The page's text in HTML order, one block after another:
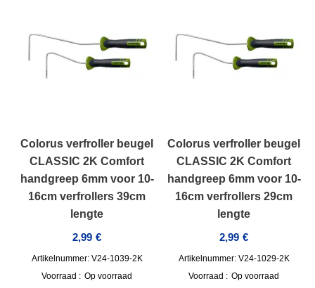
Colorus verfroller beugel
CLASSIC 2K Comfort
handgreep 6mm voor 10-
16cm verfrollers 39cm
lengte
2,99 €
Artikelnummer: V24-1039-2K
Voorraad : Op voorraad
Colorus verfroller beugel
CLASSIC 2K Comfort
handgreep 6mm voor 10-
16cm verfrollers 29cm
lengte
2,99 €
Artikelnummer: V24-1029-2K
Voorraad : Op voorraad